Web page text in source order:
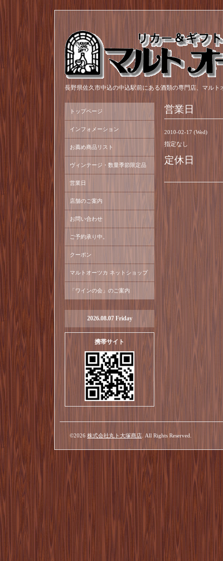
長野県佐久市中込の中込駅前にある酒類の専門店、マルト
営業日
2010-02-17 (Wed)
指定なし
定休日
トップページ
インフォメーション
お薦め商品リスト
ヴィンテージ・数量季節限定品
営業日
店舗のご案内
お問い合わせ
ご予約承り中。
クーポン
マルトオーツカ ネットショップ
「ワインの会」のご案内
2026.08.07 Friday
携帯サイト
©2026 株式会社丸ト大塚商店 . All Rights Reserved.